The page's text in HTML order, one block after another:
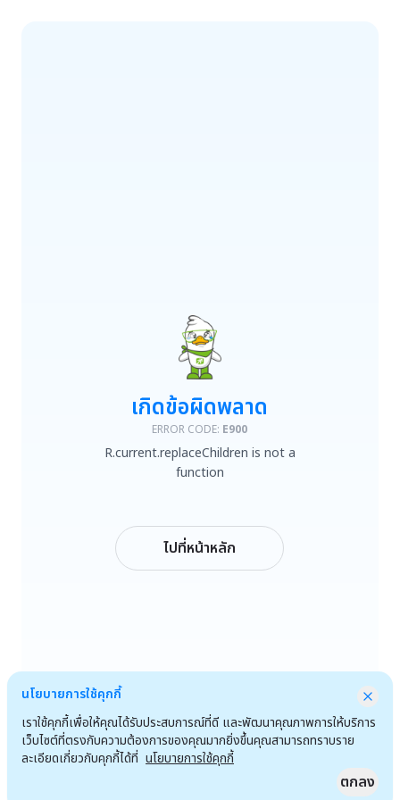
R.current.replaceChildren is not a function
เกิดข้อผิดพลาด
ERROR CODE: E900
R.current.replaceChildren is not a
function
ไปที่หน้าหลัก
นโยบายการใช้คุกกี้
เราใช้คุกกี้เพื่อให้คุณได้รับประสบการณ์ที่ดี และพัฒนาคุณภาพการให้บริการ
เว็บไซต์ที่ตรงกับความต้องการของคุณมากยิ่งขึ้นคุณสามารถทราบราย
ละเอียดเกี่ยวกับคุกกี้ได้ที่ นโยบายการใช้คุกกี้
ตกลง